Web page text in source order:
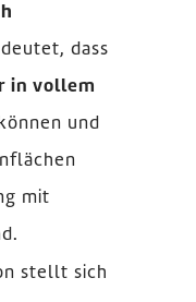
dass
in vollem
und
mit
stellt sich